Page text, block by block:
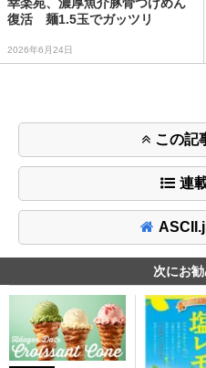
復活 麺1.5玉でガッツリ
2026年6月24日
この記
連
次にお